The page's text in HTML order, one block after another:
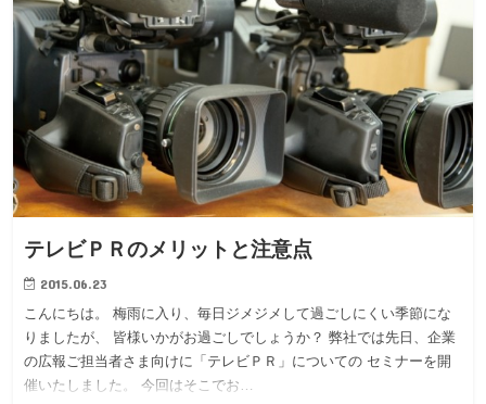
テレビＰＲのメリットと注意点
2015.06.23
こんにちは。 梅雨に入り、毎日ジメジメして過ごしにくい季節にな
りましたが、 皆様いかがお過ごしでしょうか？ 弊社では先日、企業
の広報ご担当者さま向けに「テレビＰＲ」についての セミナーを開
催いたしました。 今回はそこでお…